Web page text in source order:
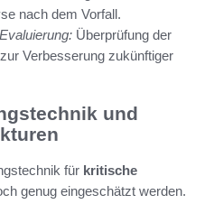
nach dem Vorfall.
Überprüfung der
Verbesserung zukünftiger
und
für kritische
genug eingeschätzt werden.